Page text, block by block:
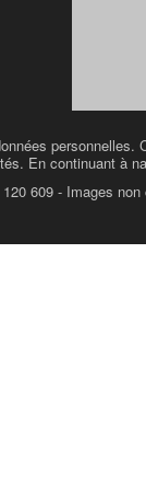
En continuant à
609 - Images